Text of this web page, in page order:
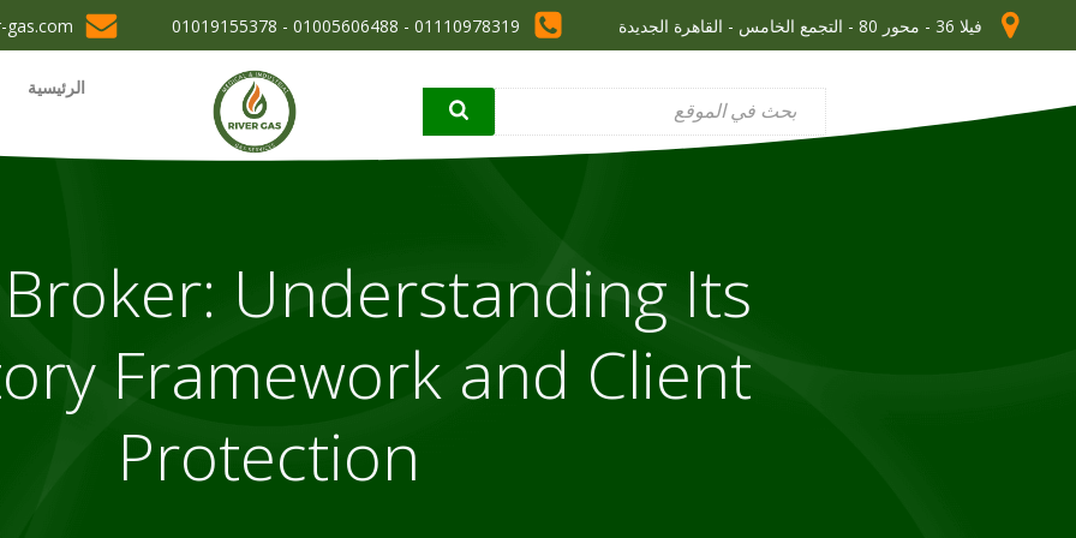
فيلا 36 - محور 80 - التجمع الخامس - القاهرة الجديدة 01110978319 - 01005606488 - 01019155378
gas.com
الرئيسية
Understanding Its
Framework and Client
Protection